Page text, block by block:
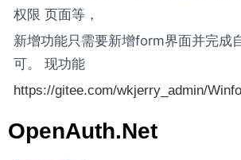
权限 页面等，
新增功能只需要新增form界面并完成
可。 现功能
https://gitee.com/wkjerry_admin/
OpenAuth.Net